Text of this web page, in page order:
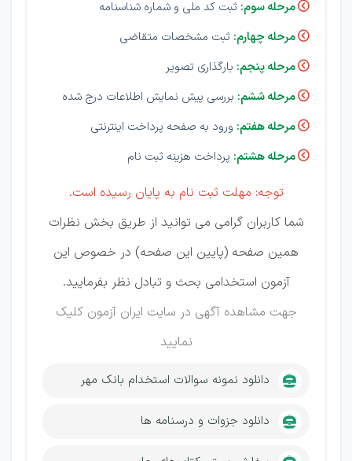
 مرحله سوم: ثبت کد ملی و شماره شناسنامه
 مرحله چهارم: ثبت مشخصات متقاضی
 مرحله پنجم: بارگذاری تصویر
 مرحله ششم: بررسی پیش نمایش اطلاعات درج شده
 مرحله هفتم: ورود به صفحه پرداخت اینترنتی
 مرحله هشتم: پرداخت هزینه ثبت نام
توجه: مهلت ثبت نام به پایان رسیده است.
شما کاربران گرامی می توانید از طریق بخش نظرات
همین صفحه (پایین این صفحه) در خصوص این
آزمون استخدامی بحث و تبادل نظر بفرمایید.
جهت مشاهده آگهی در سایت ایران آزمونکلیک
نمایید
دانلود نمونه سوالات استخدام بانک مهر
دانلود جزوات و درسنامه ها